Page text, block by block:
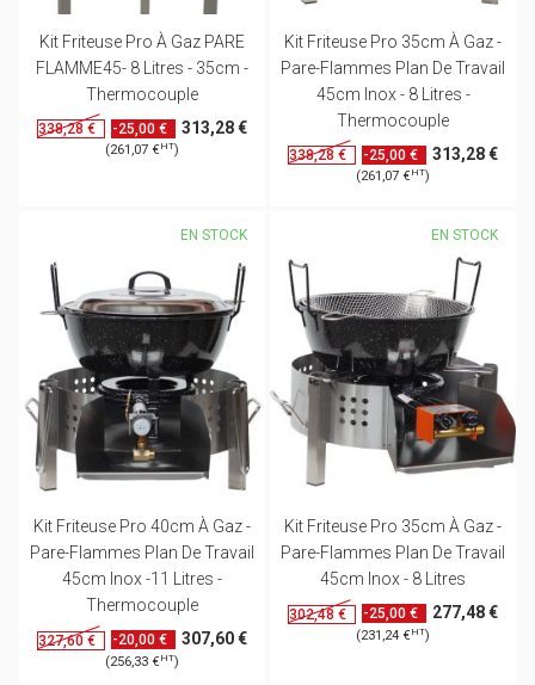
Kit Friteuse Pro À Gaz PARE
FLAMME45- 8 Litres - 35cm -
Thermocouple
338,28 € -25,00 € 313,28 €
(261,07 €HT)
Kit Friteuse Pro 35cm À Gaz -
Pare-Flammes Plan De Travail
45cm Inox - 8 Litres -
Thermocouple
338,28 € -25,00 € 313,28 €
(261,07 €HT)
Kit Friteuse Pro 40cm À Gaz -
Pare-Flammes Plan De Travail
45cm Inox -11 Litres -
Thermocouple
EN STOCK
327,60 € -20,00 € 307,60 €
(256,33 €HT)
Kit Friteuse Pro 35cm À Gaz -
Pare-Flammes Plan De Travail
45cm Inox - 8 Litres
EN STOCK
302,48 € -25,00 € 277,48 €
(231,24 €HT)